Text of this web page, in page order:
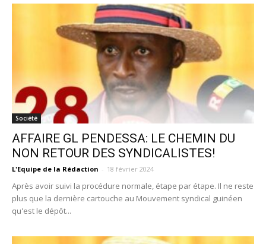
Société
AFFAIRE GL PENDESSA: LE CHEMIN DU
NON RETOUR DES SYNDICALISTES!
L'Equipe de la Rédaction - 18 février 2024
Après avoir suivi la procédure normale, étape par étape. Il ne reste
plus que la dernière cartouche au Mouvement syndical guinéen
qu'est le dépôt...